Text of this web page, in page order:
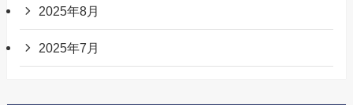
2025年8月
2025年7月